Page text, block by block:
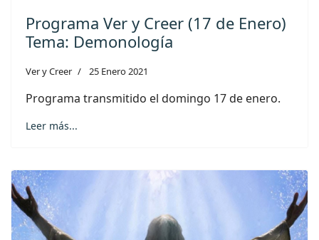
Programa Ver y Creer (17 de Enero)
Tema: Demonología
Ver y Creer 25 Enero 2021
Programa transmitido el domingo 17 de enero.
Leer más...